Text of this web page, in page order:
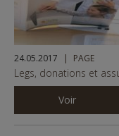
24.05.2017 PAGE
Legs, donations et
Voir